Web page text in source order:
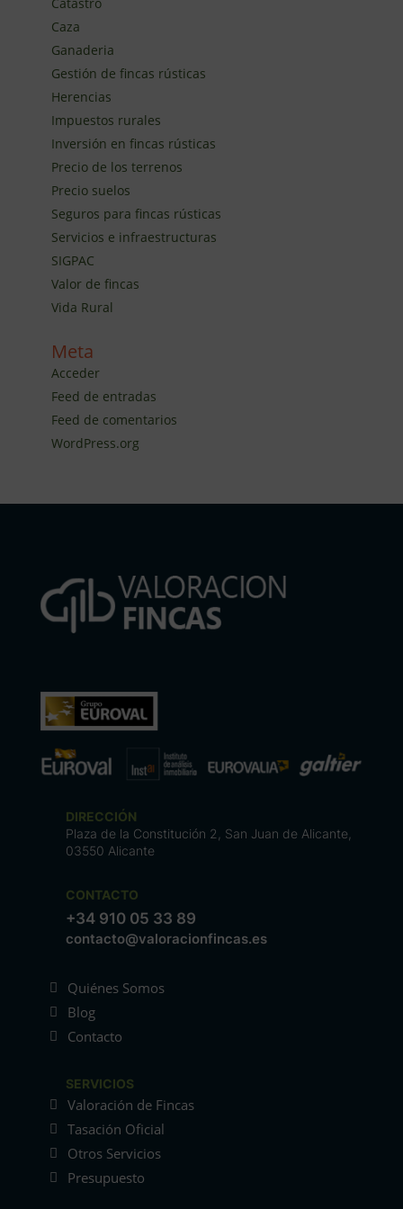
Caza
Ganaderia
Gestión de fincas rústicas
Herencias
Impuestos rurales
Inversión en fincas rústicas
Precio de los terrenos
Precio suelos
Seguros para fincas rústicas
Servicios e infraestructuras
SIGPAC
Valor de fincas
Vida Rural
Meta
Acceder
Feed de entradas
Feed de comentarios
WordPress.org
DIRECCIÓN
Plaza de la Constitución 2, San Juan de Alicante,
03550 Alicante
CONTACTO
+34 910 05 33 89
contacto@valoracionfincas.es
Quiénes Somos
Blog
Contacto
SERVICIOS
Valoración de Fincas
Tasación Oficial
Otros Servicios
Presupuesto